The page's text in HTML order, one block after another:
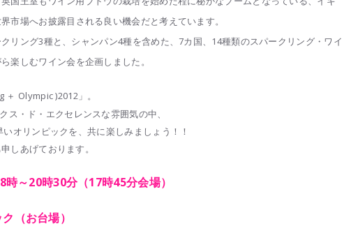
市場へお披露目 される良い機会だと考えています。
リング3種と、シ ャンパン4種を含めた、7カ国、14種類のスパークリング・ワイ
楽しむワ イン会を企画しました。
Olympic )2012」。
・ド・エクセレンスな雰囲気の中、
オリンピックを、共に楽しみましょう！！
しあげております。
～20時30分（17時45分会場）
（お台場）